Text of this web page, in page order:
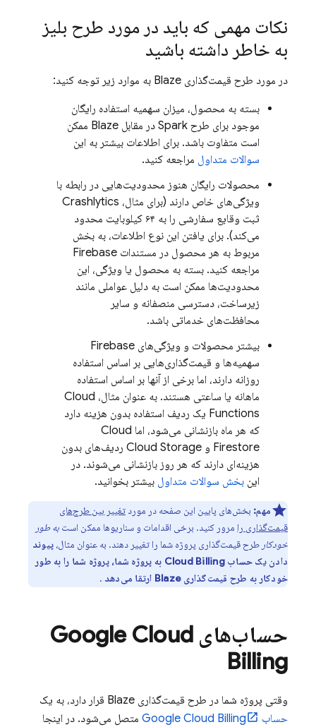
نکات مهمی که باید در مورد طرح بلیز
به خاطر داشته باشید
در مورد طرح قیمت‌گذاری Blaze به موارد زیر توجه کنید:
بسته به محصول، میزان سهمیه استفاده رایگان
موجود برای طرح Spark در مقابل Blaze ممکن
است متفاوت باشد. برای اطلاعات بیشتر به این
سوالات متداول مراجعه کنید.
محصولات رایگان هنوز محدودیت‌هایی در رابطه با
ویژگی‌های خاص دارند (برای مثال، Crashlytics
ثبت وقایع سفارشی را به ۶۴ کیلوبایت محدود
می‌کند). برای یافتن این نوع اطلاعات، به بخش
مربوط به هر محصول در مستندات Firebase
مراجعه کنید. بسته به محصول یا ویژگی، این
محدودیت‌ها ممکن است به دلیل عواملی مانند
زیرساخت، دسترسی منصفانه و سایر
محافظت‌های خدماتی باشد.
بیشتر محصولات و ویژگی‌های Firebase
سهمیه‌ها و قیمت‌گذاری‌هایی بر اساس استفاده
روزانه دارند، اما برخی از آنها بر اساس استفاده
ماهانه یا ساعتی هستند. به عنوان مثال، Cloud
Functions یک ردیف استفاده بدون هزینه دارد
که هر ماه بازنشانی می‌شود، اما Cloud
Firestore و Cloud Storage ردیف‌های بدون
هزینه‌ای دارند که هر روز بازنشانی می‌شوند. در
این بخش سوالات متداول بیشتر بخوانید.
مهم: بخش‌های پایین این صفحه در مورد تغییر بین طرح‌های
قیمت‌گذاری را مرور کنید. برخی اقدامات و سناریوها ممکن است به طور
خودکار طرح قیمت‌گذاری پروژه شما را تغییر دهند. به عنوان مثال، پیوند
دادن یک حسابCloud Billing به پروژه شما، پروژه شما را به طور
خودکار به طرح قیمت‌گذاری Blaze ارتقا می‌دهد
.
حساب‌های Google Cloud
Billing
وقتی پروژه شما در طرح قیمت‌گذاری Blaze قرار دارد، به یک
حساب
Google Cloud Billing
متصل می‌شود. در اینجا